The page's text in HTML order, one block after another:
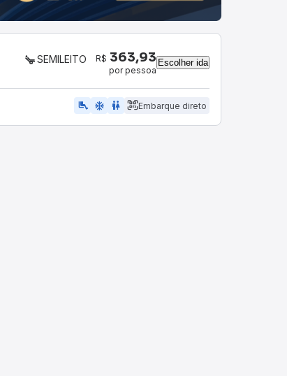
SEMILEITO R$ 363,93
por pessoa
Escolher ida
airline_seat_legroom_extra ac_unit WC Embarque direto